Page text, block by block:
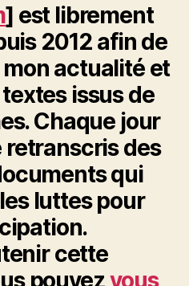
] est librement
2012 afin de
actualité et
issus de
Chaque jour
retranscris des
qui
luttes pour
cette
pouvezvous